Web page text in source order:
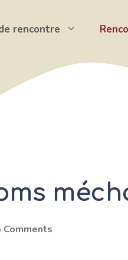
rencontre
Comments